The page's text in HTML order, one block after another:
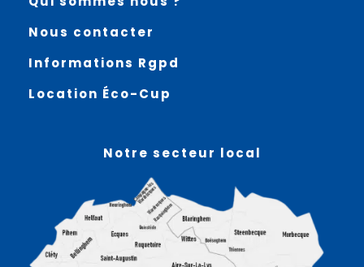
Nous contacter
Informations Rgpd
Location Éco-Cup
Notre secteur local